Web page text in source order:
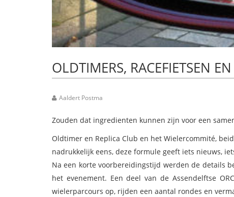
OLDTIMERS, RACEFIETSEN
Aaldert Postma
Zouden dat ingredienten kunnen zijn voor een
Oldtimer en Replica Club en het Wielercommité,
nadrukkelijk eens, deze formule geeft iets nieuws,
Na een korte voorbereidingstijd werden de details
het evenement. Een deel van de Assendelftse
wielerparcours op, rijden een aantal rondes en